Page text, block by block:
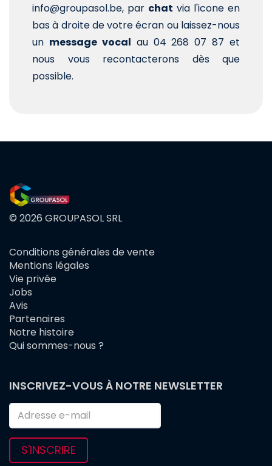
info@groupasol.be, par chat via l'icone en
bas à droite de votre écran ou laissez-nous
un message vocal au 04 268 07 87 et
nous vous recontacterons dès que
possible.
© 2026 GROUPASOL SRL
FOOTER
MENU
Conditions générales de vente
Mentions légales
Vie privée
Jobs
Avis
Partenaires
Notre histoire
Qui sommes-nous ?
INSCRIVEZ-VOUS À NOTRE NEWSLETTER
S'INSCRIRE